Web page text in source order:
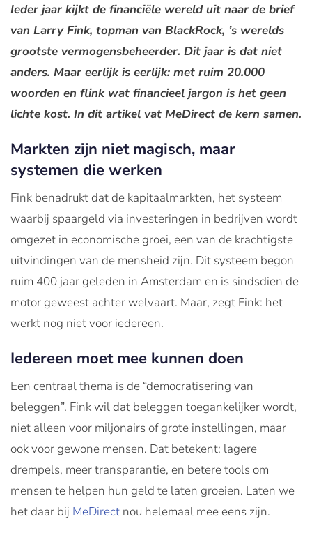
Ieder jaar kijkt de financiële wereld uit naar de brief
van Larry Fink, topman van BlackRock, ’s werelds
grootste vermogensbeheerder. Dit jaar is dat niet
anders. Maar eerlijk is eerlijk: met ruim 20.000
woorden en flink wat financieel jargon is het geen
lichte kost. In dit artikel vat MeDirect de kern samen.
Markten zijn niet magisch, maar
systemen die werken
Fink benadrukt dat de kapitaalmarkten, het systeem
waarbij spaargeld via investeringen in bedrijven wordt
omgezet in economische groei, een van de krachtigste
uitvindingen van de mensheid zijn. Dit systeem begon
ruim 400 jaar geleden in Amsterdam en is sindsdien de
motor geweest achter welvaart. Maar, zegt Fink: het
werkt nog niet voor iedereen.
Iedereen moet mee kunnen doen
Een centraal thema is de “democratisering van
beleggen”. Fink wil dat beleggen toegankelijker wordt,
niet alleen voor miljonairs of grote instellingen, maar
ook voor gewone mensen. Dat betekent: lagere
drempels, meer transparantie, en betere tools om
mensen te helpen hun geld te laten groeien. Laten we
het daar bij MeDirect nou helemaal mee eens zijn.